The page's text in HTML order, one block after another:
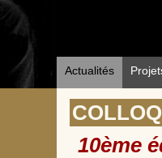
Actualités
10ème